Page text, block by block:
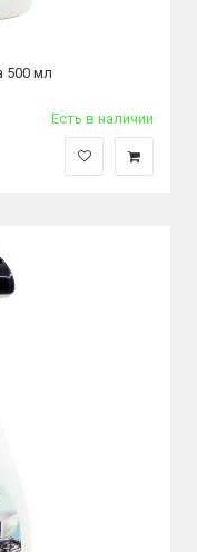
500 мл
Есть в наличии